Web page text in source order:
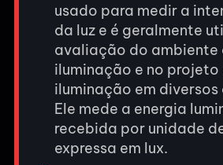
usado para medir a
da luz e é geralmente
avaliação do ambiente
iluminação e no projeto
iluminação em diversos
Ele mede a energia
recebida por unidade
expressa em lux.